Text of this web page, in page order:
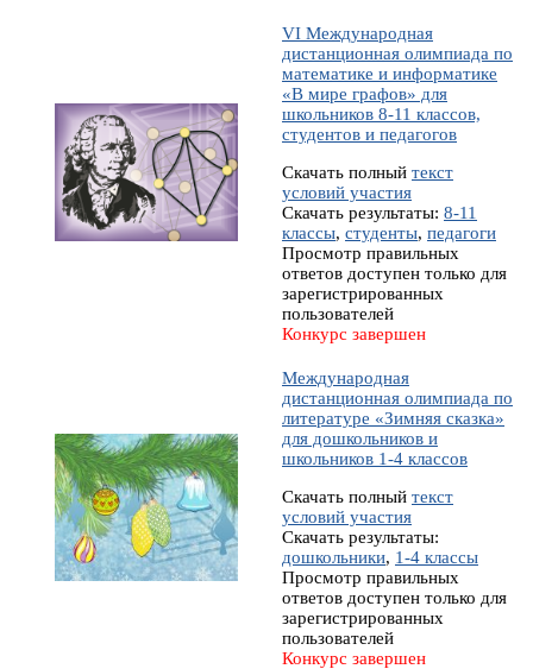
VI Международная
дистанционная олимпиада по
математике и информатике
«В мире графов» для
школьников 8-11 классов,
студентов и педагогов
Скачать полный текст
условий участия
Скачать результаты: 8-11
классы, студенты, педагоги
Просмотр правильных
ответов доступен только для
зарегистрированных
пользователей
Конкурс завершен
Международная
дистанционная олимпиада по
литературе «Зимняя сказка»
для дошкольников и
школьников 1-4 классов
Скачать полный текст
условий участия
Скачать результаты:
дошкольники, 1-4 классы
Просмотр правильных
ответов доступен только для
зарегистрированных
пользователей
Конкурс завершен